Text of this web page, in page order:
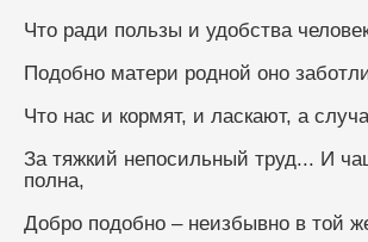
Что ради пользы и удобства
Подобно матери родной оно
Что нас и кормят, и ласкают, а
За тяжкий непосильный труд... И
полна,
Добро подобно – неизбывно в той